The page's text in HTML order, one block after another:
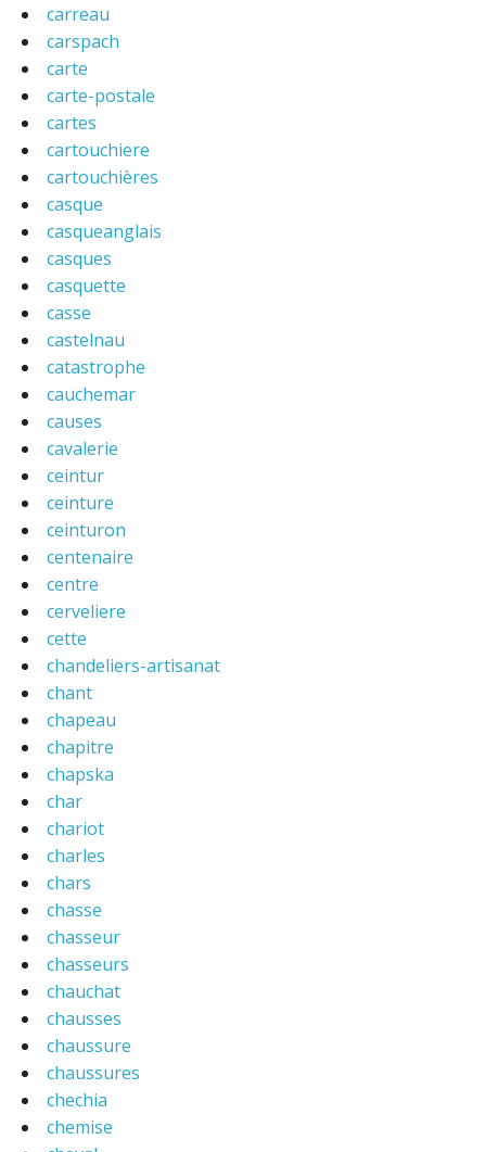
carreau
carspach
carte
carte-postale
cartes
cartouchiere
cartouchières
casque
casqueanglais
casques
casquette
casse
castelnau
catastrophe
cauchemar
causes
cavalerie
ceintur
ceinture
ceinturon
centenaire
centre
cerveliere
cette
chandeliers-artisanat
chant
chapeau
chapitre
chapska
char
chariot
charles
chars
chasse
chasseur
chasseurs
chauchat
chausses
chaussure
chaussures
chechia
chemise